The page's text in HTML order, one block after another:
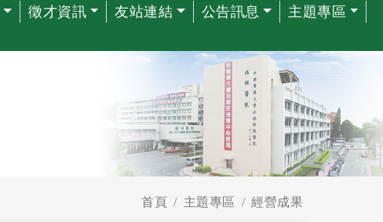
徵才資訊 友站連結 公告訊息
主題專區
首頁 主題專區 經營成果